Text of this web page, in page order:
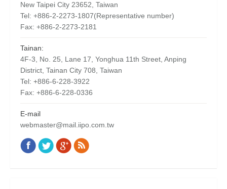
New Taipei City 23652, Taiwan
Tel: +886-2-2273-1807(Representative number)
Fax: +886-2-2273-2181
Tainan:
4F-3, No. 25, Lane 17, Yonghua 11th Street, Anping
District, Tainan City 708, Taiwan
Tel: +886-6-228-3922
Fax: +886-6-228-0336
E-mail
webmaster@mail.iipo.com.tw
Find us on:
Facebook
TwitterGoogle+
Rss